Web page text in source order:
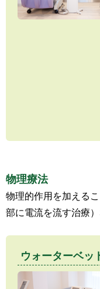
物理療法
物理的作用を加える
部に電流を流す治療
ウォーターベッ